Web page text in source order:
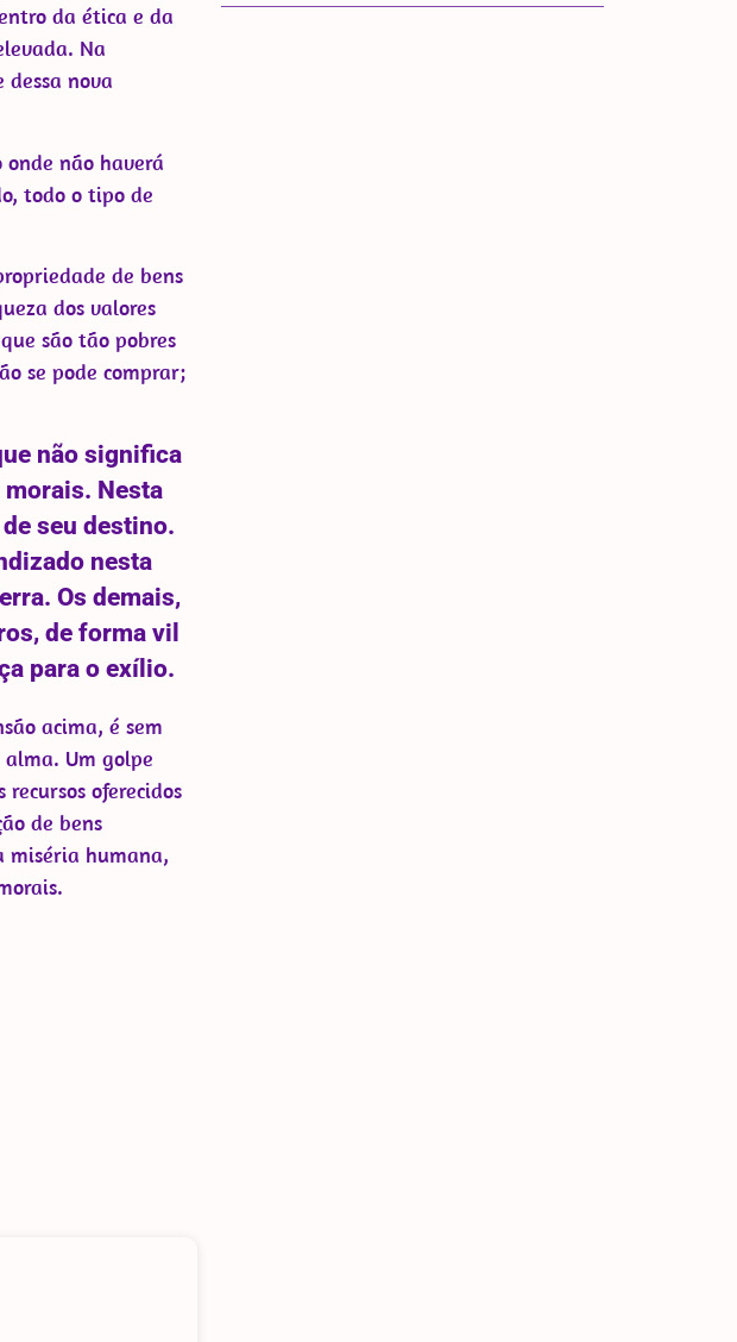
da ética e da
Na
dessa nova
não haverá
todo o tipo de
de bens
dos valores
são tão pobres
se pode comprar;
não significa
Nesta
seu destino.
nesta
Os demais,
de forma vil
para o exílio.
acima, é sem
Um golpe
oferecidos
de bens
miséria humana,